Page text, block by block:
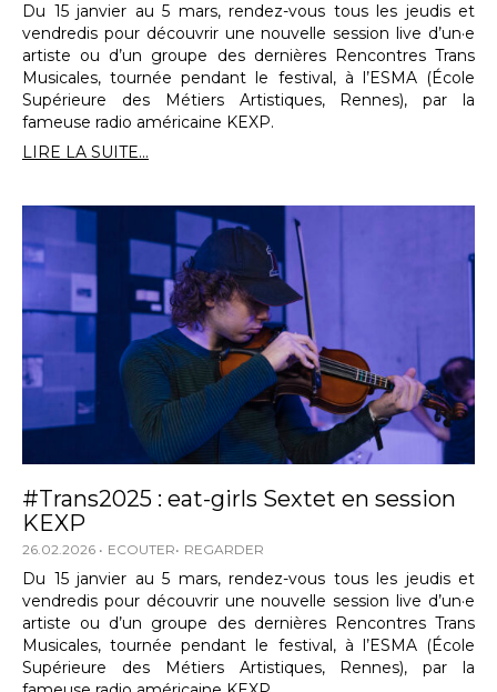
Du 15 janvier au 5 mars, rendez-vous tous les jeudis et
vendredis pour découvrir une nouvelle session live d’un·e
artiste ou d’un groupe des dernières Rencontres Trans
Musicales, tournée pendant le festival, à l’ESMA (École
Supérieure des Métiers Artistiques, Rennes), par la
fameuse radio américaine KEXP.
LIRE LA SUITE...
#Trans2025 : eat-girls Sextet en session
KEXP
26.02.2026 ECOUTER REGARDER
Du 15 janvier au 5 mars, rendez-vous tous les jeudis et
vendredis pour découvrir une nouvelle session live d’un·e
artiste ou d’un groupe des dernières Rencontres Trans
Musicales, tournée pendant le festival, à l’ESMA (École
Supérieure des Métiers Artistiques, Rennes), par la